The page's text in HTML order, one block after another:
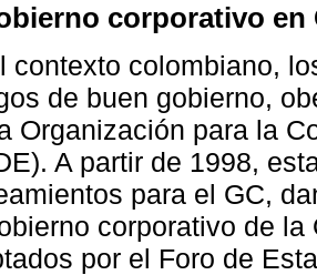
corporativo en
contexto colombiano,
de buen gobierno,
Organización para la
A partir de 1998,
para el GC,
corporativo de la
por el Foro de